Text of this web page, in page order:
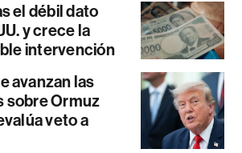
el débil dato
y crece la
intervención
avanzan las
sobre Ormuz
veto a